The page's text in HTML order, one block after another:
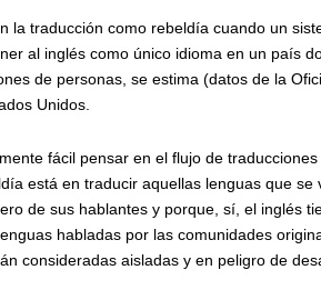
la traducción como rebeldía cuando un
al inglés como único idioma en un país
de personas, se estima (datos de la
Unidos.
fácil pensar en el flujo de
está en traducir aquellas lenguas que se
de sus hablantes y porque, sí, el inglés
habladas por las comunidades
consideradas aisladas y en peligro de